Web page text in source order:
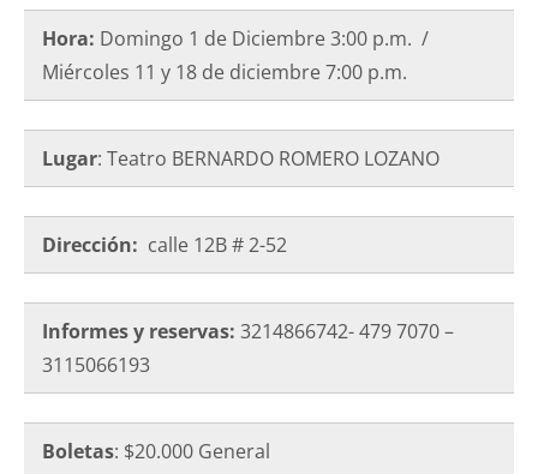
Hora: Domingo 1 de Diciembre 3:00 p.m. /
Miércoles 11 y 18 de diciembre 7:00 p.m.
Lugar: Teatro BERNARDO ROMERO LOZANO
Dirección: calle 12B # 2-52
Informes y reservas: 3214866742- 479 7070 –
3115066193
Boletas: $20.000 General